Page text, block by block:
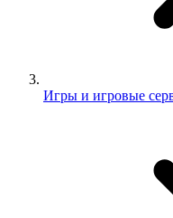
Игры и игровые